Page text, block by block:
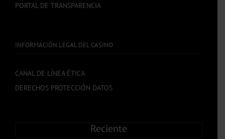
PORTAL DE TRANSPARENCIA
INFORMACIÓN LEGAL DEL CASINO
CANAL DE LÍNEA ÉTICA
DERECHOS PROTECCIÓN DATOS
Reciente